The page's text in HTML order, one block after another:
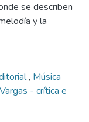
se describen
y la
, Música
- crítica e